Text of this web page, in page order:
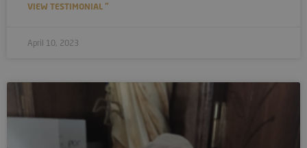
VIEW TESTIMONIAL "
April 10, 2023